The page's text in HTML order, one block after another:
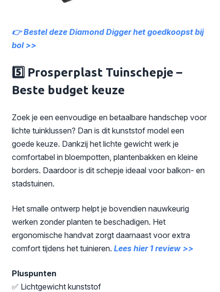
👉 Bestel deze Diamond Digger het goedkoopst bij
bol >>
5️⃣ Prosperplast Tuinschepje –
Beste budget keuze
Zoek je een eenvoudige en betaalbare handschep voor
lichte tuinklussen? Dan is dit kunststof model een
goede keuze. Dankzij het lichte gewicht werk je
comfortabel in bloempotten, plantenbakken en kleine
borders. Daardoor is dit schepje ideaal voor balkon- en
stadstuinen.
Het smalle ontwerp helpt je bovendien nauwkeurig
werken zonder planten te beschadigen. Het
ergonomische handvat zorgt daarnaast voor extra
comfort tijdens het tuinieren. Lees hier 1 review >>
Pluspunten
✅ Lichtgewicht kunststof